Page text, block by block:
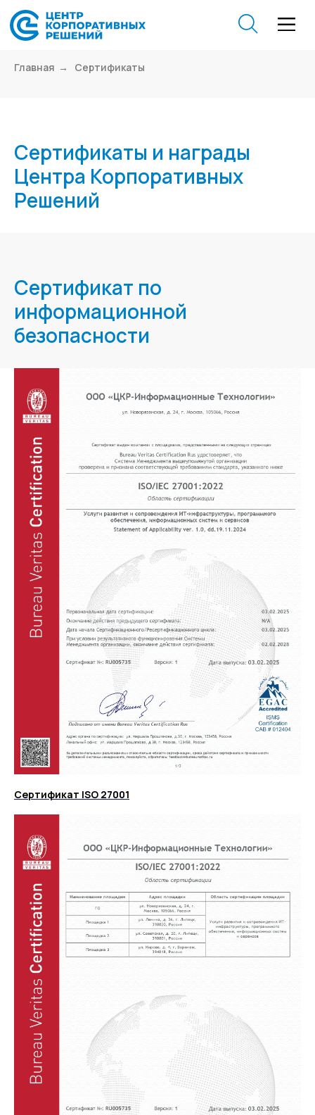
Главная → Сертификаты
Сертификаты и награды
Центра Корпоративных
Решений
Сертификат по
информационной
безопасности
Сертификат ISO 27001